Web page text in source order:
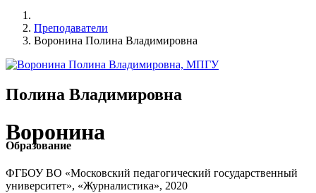
Преподаватели
Воронина Полина Владимировна
Полина Владимировна
Воронина
Образование
ФГБОУ ВО «Московский педагогический государственный
университет», «Журналистика», 2020